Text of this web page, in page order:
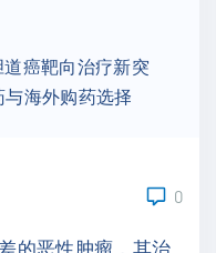
道癌靶向治疗新突
海外购药选择
0
的恶性肿瘤，其治